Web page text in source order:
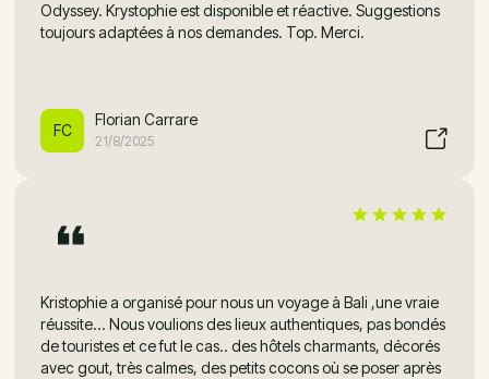
Odyssey. Krystophie est disponible et réactive. Suggestions
toujours adaptées à nos demandes. Top. Merci.
FC
Florian Carrare
21/8/2025
Kristophie a organisé pour nous un voyage à Bali ,une vraie
réussite... Nous voulions des lieux authentiques, pas bondés
de touristes et ce fut le cas.. des hôtels charmants, décorés
avec gout, très calmes, des petits cocons où se poser après